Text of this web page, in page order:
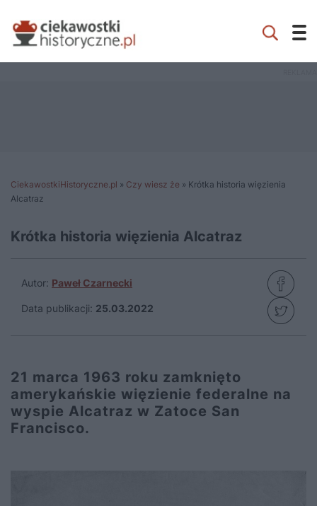
CiekawostkiHistoryczne.pl » Czy wiesz że » Krótka historia więzienia
Alcatraz
Krótka historia więzienia Alcatraz
Autor: Paweł Czarnecki
Data publikacji: 25.03.2022
21 marca 1963 roku zamknięto
amerykańskie więzienie federalne na
wyspie Alcatraz w Zatoce San
Francisco.